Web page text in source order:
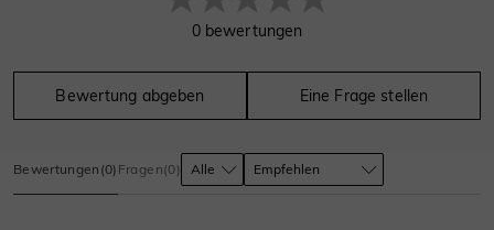
0 bewertungen
Bewertung abgeben Eine Frage stellen
Bewertungen (0) Fragen(0)